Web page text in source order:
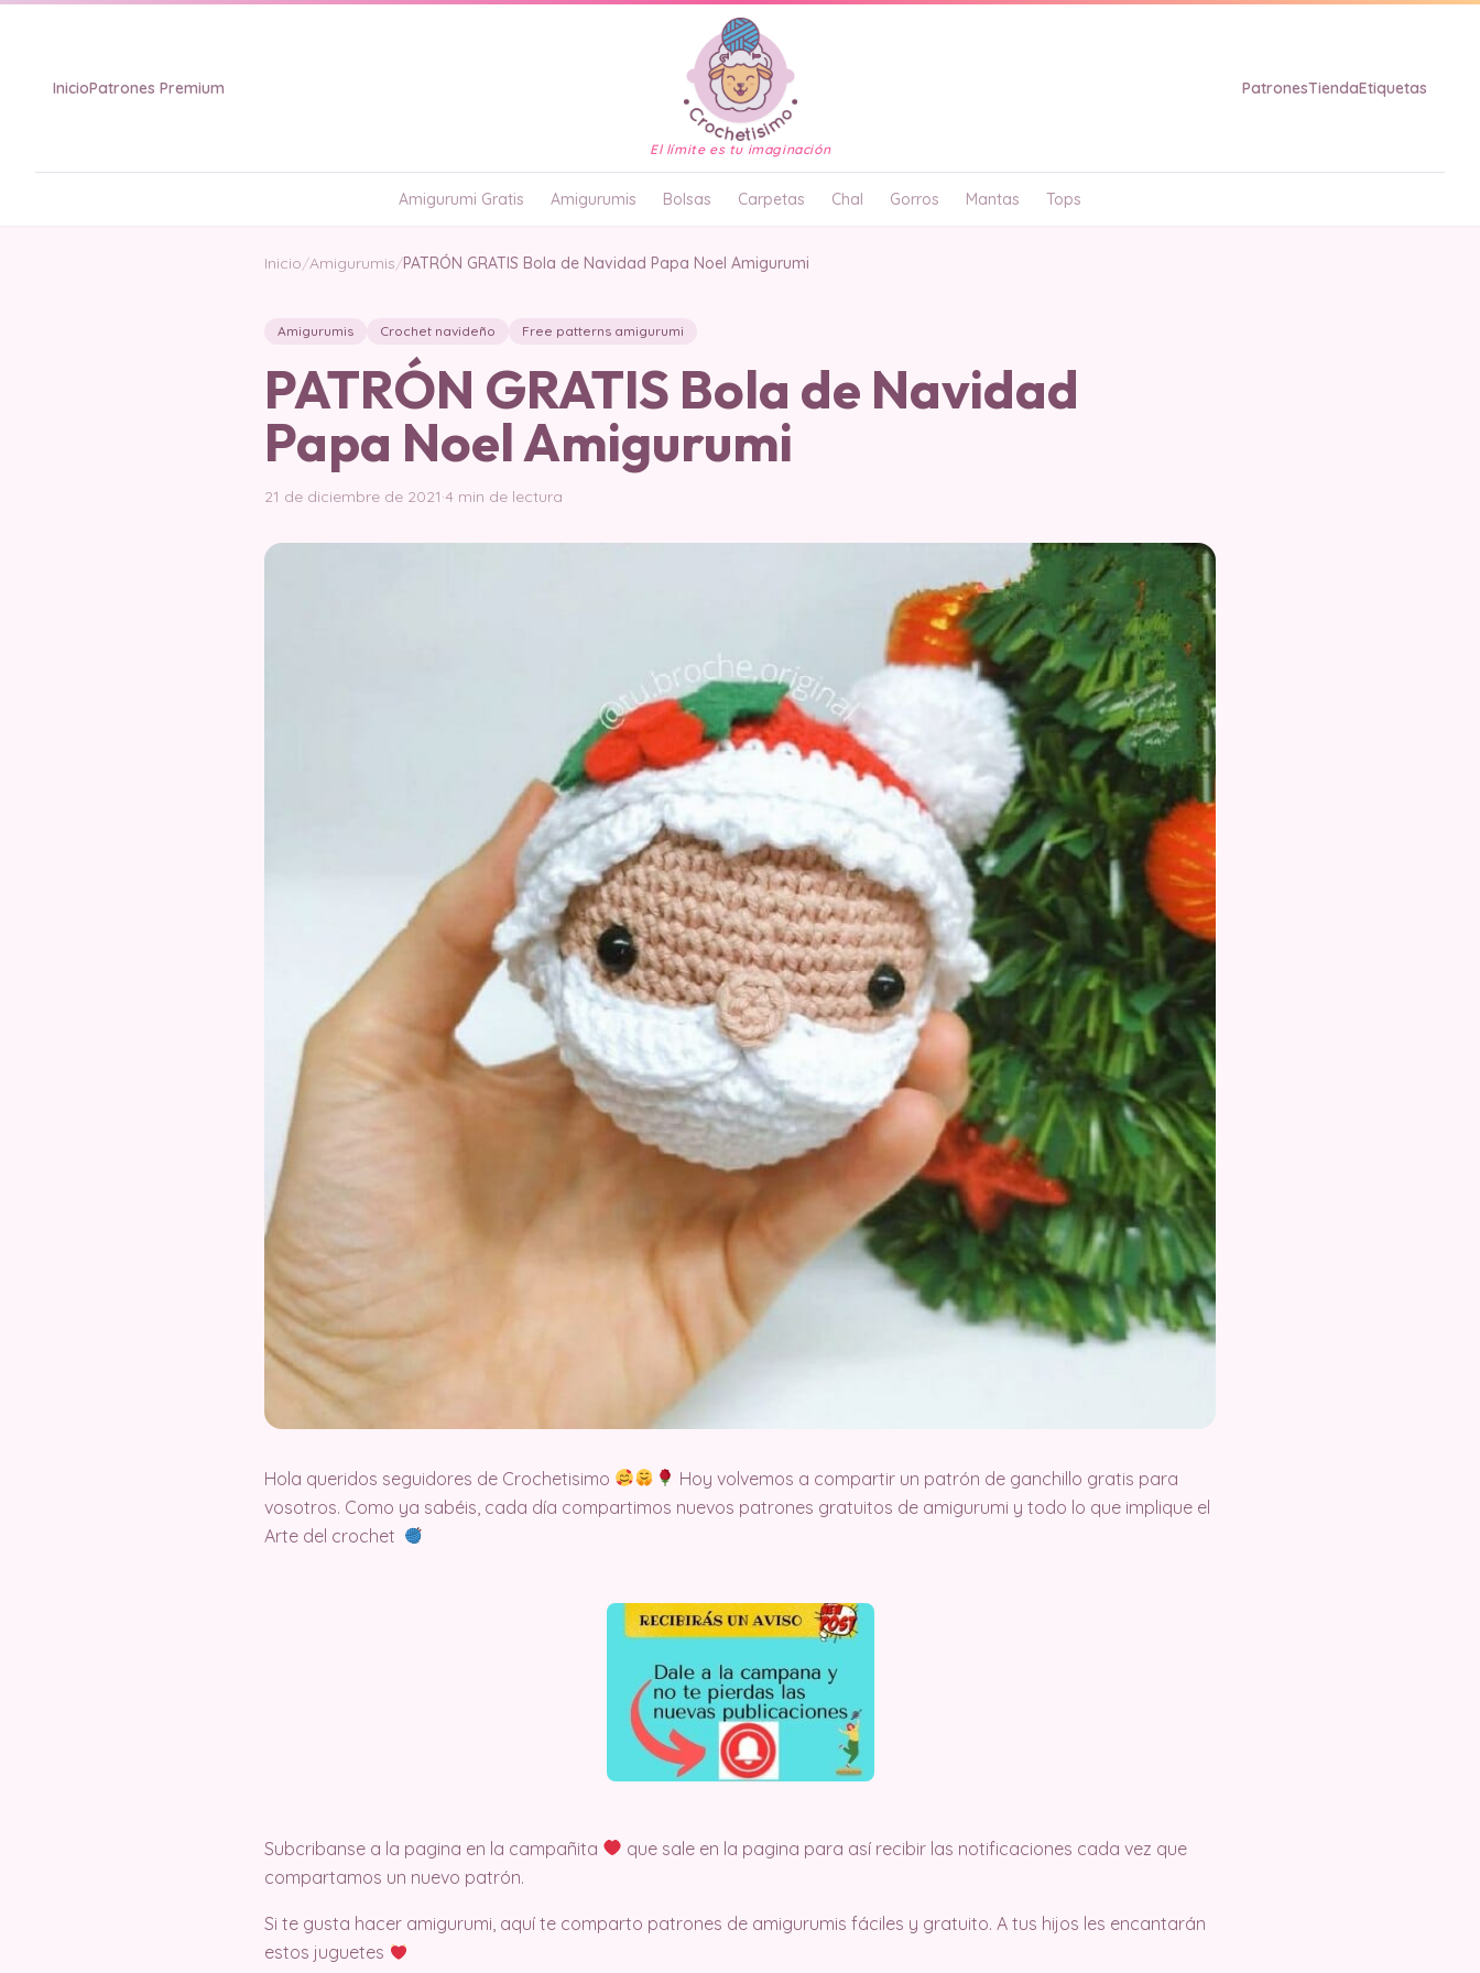
InicioPatrones Premium
El límite es tu imaginación
PatronesTiendaEtiquetas
Amigurumi Gratis Amigurumis Bolsas Carpetas Chal Gorros Mantas Tops
Inicio/Amigurumis/PATRÓN GRATIS Bola de Navidad Papa Noel Amigurumi
Amigurumis Crochet navideño Free patterns amigurumi
PATRÓN GRATIS Bola de Navidad
Papa Noel Amigurumi
21 de diciembre de 2021·4 min de lectura
Hola queridos seguidores de Crochetisimo
Hoy volvemos a compartir un patrón de ganchillo gratis para
vosotros. Como ya sabéis, cada día compartimos nuevos patrones gratuitos de amigurumi y todo lo que implique el
Arte del crochet
Subcribanse a la pagina en la campañita
que sale en la pagina para así recibir las notificaciones cada vez que
compartamos un nuevo patrón.
Si te gusta hacer amigurumi, aquí te comparto patrones de amigurumis fáciles y gratuito. A tus hijos les encantarán
estos juguetes